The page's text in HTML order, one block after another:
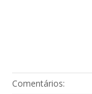
Comentários: